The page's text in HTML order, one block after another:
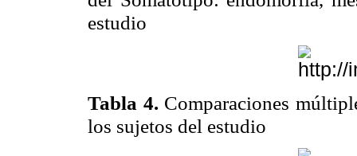
estudio
Tabla 4. Comparaciones
los sujetos del estudio